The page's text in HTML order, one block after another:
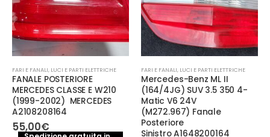
FARI E FANALI, LUCI E PARTI ELETTRICHE
Mercedes-Benz ML II
(164/4JG) SUV 3.5 350 4-
Matic V6 24V
(M272.967) Fanale
Posteriore
Sinistro A1648200164
FARI E FANALI, LUCI E PARTI ELETTRICHE
Fanale, stop, fanale
posteriore destro dx BMW
serie 1 E87 (2004-2007),
622450212.
85,00€ Il
65,00€Il